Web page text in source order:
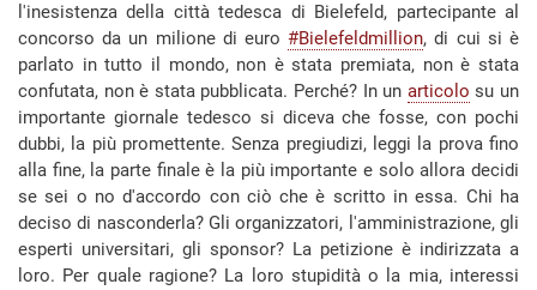
l'inesistenza della città tedesca di Bielefeld, partecipante al
concorso da un milione di euro#Bielefeldmillion, di cui si è
parlato in tutto il mondo, non è stata premiata, non è stata
confutata, non è stata pubblicata. Perché? In un articolo su un
importante giornale tedesco si diceva che fosse, con pochi
dubbi, la più promettente. Senza pregiudizi, leggi la prova fino
alla fine, la parte finale è la più importante e solo allora decidi
se sei o no d'accordo con ciò che è scritto in essa. Chi ha
deciso di nasconderla? Gli organizzatori, l'amministrazione, gli
esperti universitari, gli sponsor? La petizione è indirizzata a
loro. Per quale ragione? La loro stupidità o la mia, interessi